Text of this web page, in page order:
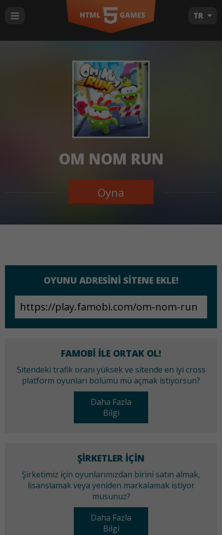
TR
OM NOM RUN
Oyna
OYUNU ADRESINI SITENE EKLE!
FAMOBI ILE ORTAK OL!
Sitendeki trafik oranı yüksek ve sitende en iyi cross
platform oyunları bölümü mü açmak istiyorsun?
Daha Fazla
Bilgi
ŞIRKETLER IÇIN
Şirketimiz için oyunlarımızdan birini satın almak,
lisanslamak veya yeniden markalamak istiyor
musunuz?
Daha Fazla
Bilgi